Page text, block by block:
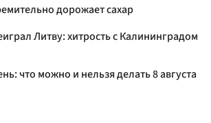
дорожает сахар
Литву: хитрость с Калининградом
что можно и нельзя делать 8 августа